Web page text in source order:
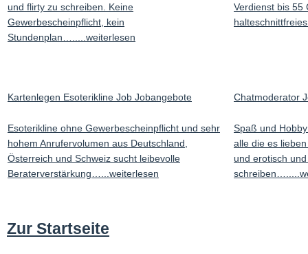
und flirty zu schreiben. Keine
Gewerbescheinpflicht, kein
Stundenplan….....weiterlesen
Verdienst bis 55
Kartenlegen Esoterikline Job Jobangebote Chatmoderator
Esoterikline ohne Gewerbescheinpflicht und sehr
hohem Anrufervolumen aus Deutschland,
Österreich und Schweiz sucht leibevolle
Beraterverstärkung…...weiterlesen
Spaß und
alle die es
und erotisch
Zur Startseite